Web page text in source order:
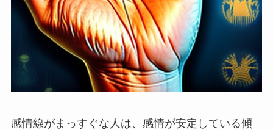
感情線がまっすぐな人は、感情が安定している傾